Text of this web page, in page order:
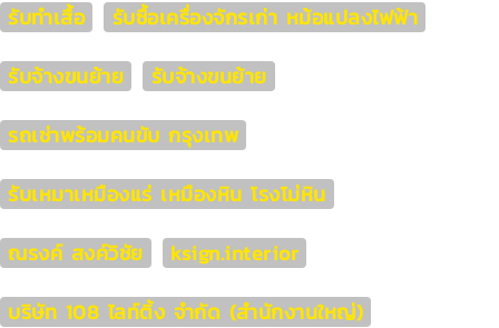
รับทำเสื้อ
รับซื้อเครื่องจักรเก่า หม้อแปลงไฟฟ้า
รับจ้างขนย้าย
รับจ้างขนย้าย
รถเช่าพร้อมคนขับ กรุงเทพ
รับเหมาเหมืองแร่ เหมืองหิน โรงโม่หิน
ณรงค์ สงค์วิชัย
ksign.interior
บริษัท 108 ไลท์ติ้ง จำกัด (สำนักงานใหญ่)